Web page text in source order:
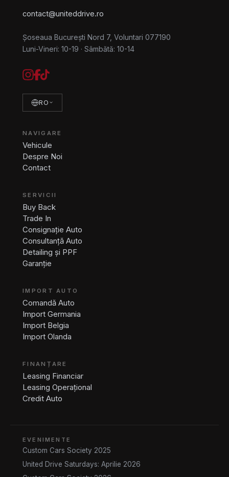
contact@uniteddrive.ro
Șoseaua București Nord 7, Voluntari 077190
Luni-Vineri: 10-19 · Sâmbătă: 10-14
RO
NAVIGARE
Vehicule
Despre Noi
Contact
SERVICII
Buy Back
Trade In
Consignație Auto
Consultanță Auto
Detailing și PPF
Garanție
IMPORT AUTO
Comandă Auto
Import Germania
Import Belgia
Import Olanda
FINANȚARE
Leasing Financiar
Leasing Operațional
Credit Auto
EVENIMENTE
Custom Cars Society 2025
United Drive Saturdays: Aprilie 2026